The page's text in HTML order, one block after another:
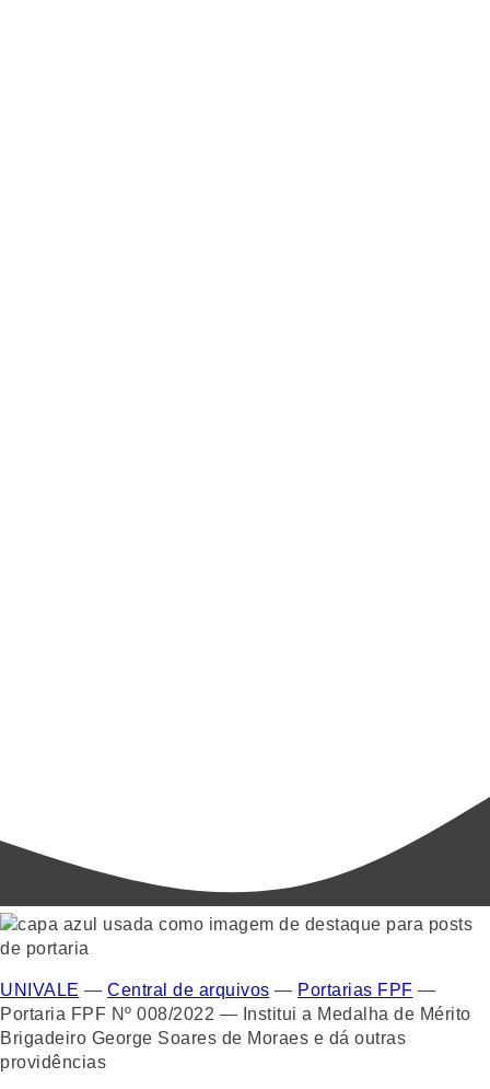
UNIVALE — Central de arquivos — Portarias FPF —
Portaria FPF Nº 008/2022 — Institui a Medalha de Mérito
Brigadeiro George Soares de Moraes e dá outras
providências